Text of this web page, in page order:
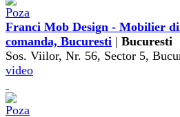
Franci Mob Design - Mobilier
comanda, Bucuresti | Bucuresti
Sos. Viilor, Nr. 56, Sector 5,
video